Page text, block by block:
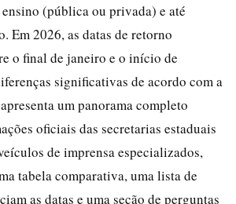
ensino (pública ou privada) e até
Em 2026, as datas de retorno
o final de janeiro e o início de
significativas de acordo com a
um panorama completo
oficiais das secretarias estaduais
de imprensa especializados,
tabela comparativa, uma lista de
as datas e uma seção de perguntas